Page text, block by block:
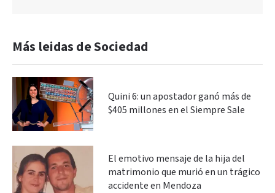
Más leidas de Sociedad
Quini 6: un apostador ganó más de
$405 millones en el Siempre Sale
El emotivo mensaje de la hija del
matrimonio que murió en un trágico
accidente en Mendoza